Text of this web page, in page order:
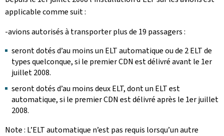
applicable comme suit :
-avions autorisés à transporter plus de 19 passagers :
seront dotés d’au moins un ELT automatique ou de 2 ELT de
types quelconque, si le premier CDN est délivré avant le 1er
juillet 2008.
seront dotés d’au moins deux ELT, dont un ELT est
automatique, si le premier CDN est délivré après le 1er juillet
2008.
Note : L’ELT automatique n’est pas requis lorsqu’un autre